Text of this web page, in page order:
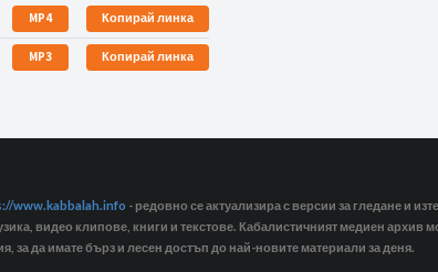
MP4 Копирай линка
MP3 Копирай линка
www.kabbalah.info - редовно се актуализира с версии за гледане и
видео клипове, книги и текстове. Кабалистичният медиен архив
за да имате бърз и лесен достъп до най-новите материали за деня.